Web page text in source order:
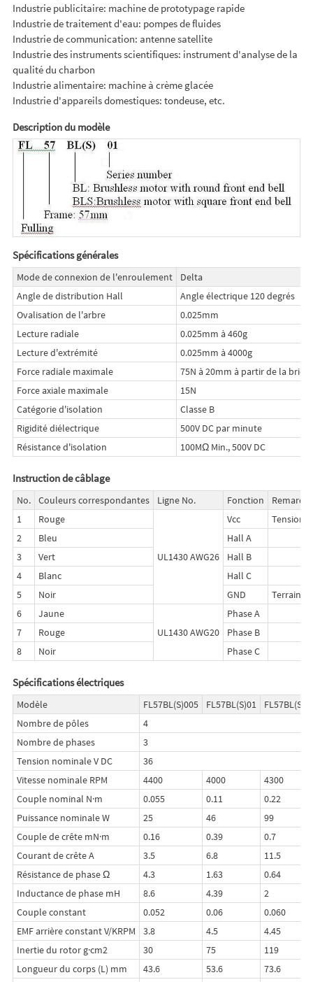
Industrie publicitaire: machine de prototypage rapide
Industrie de traitement d'eau: pompes de fluides
Industrie de communication: antenne satellite
Industrie des instruments scientifiques: instrument d'analyse de la
qualité du charbon
Industrie alimentaire: machine à crème glacée
Industrie d'appareils domestiques: tondeuse, etc.
Description du modèle
Spécifications générales
Mode de connexion de l'enroulement
Delta
Angle de distribution Hall
Angle électrique 120 degrés
Ovalisation de l'arbre
0.025mm
Lecture radiale
0.025mm à 460g
Lecture d'extrémité
0.025mm à 4000g
Force radiale maximale
75N à 20mm à partir de la bride
Force axiale maximale
15N
Catégorie d'isolation
Classe B
Rigidité diélectrique
500V DC par minute
Résistance d'isolation
100MΩ Min., 500V DC
Instruction de câblage
No. Couleurs correspondantes Ligne No. Fonction
1
Rouge
UL1430 AWG26
Vcc
Tension
2
Bleu
Hall A
3
Vert
Hall B
4
Blanc
Hall C
5
Noir GND
Terrain
6
Jaune
UL1430 AWG20
Phase A
7
Rouge
Phase B
8
Noir Phase C
Spécifications électriques
Modèle FL57BL(S)005 FL57BL(S)01
Nombre de pôles
4
Nombre de phases
3
Tension nominale V DC
36
Vitesse nominale RPM
4400 4000
4300
Couple nominal N·m
0.055 0.11
0.22
Puissance nominale W
25 46
99
Couple de crête mN·m
0.16 0.39
0.7
Courant de crête A
3.5 6.8
11.5
Résistance de phase Ω
4.3 1.63
0.64
Inductance de phase mH
8.6 4.39
2
Couple constant
0.052 0.06
0.060
EMF arrière constant V/KRPM
3.8 4.5
4.45
Inertie du rotor g·cm2
30 75
119
Longueur du corps (L) mm
43.6 53.6
73.6